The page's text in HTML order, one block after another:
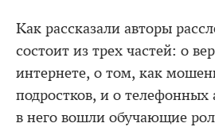
Как рассказали авторы
состоит из трех частей: о
интернете, о том, как
подростков, и о
в него вошли обучающие